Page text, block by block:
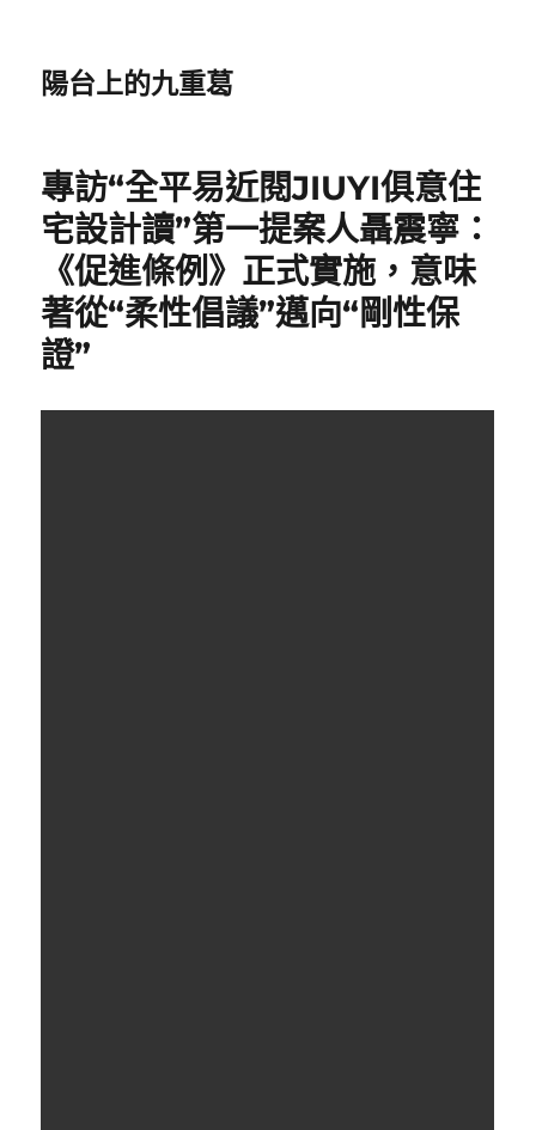
陽台上的九重葛
專訪“全平易近閱JIUYI俱意住
宅設計讀”第一提案人聶震寧：
《促進條例》正式實施，意味
著從“柔性倡議”邁向“剛性保
證”